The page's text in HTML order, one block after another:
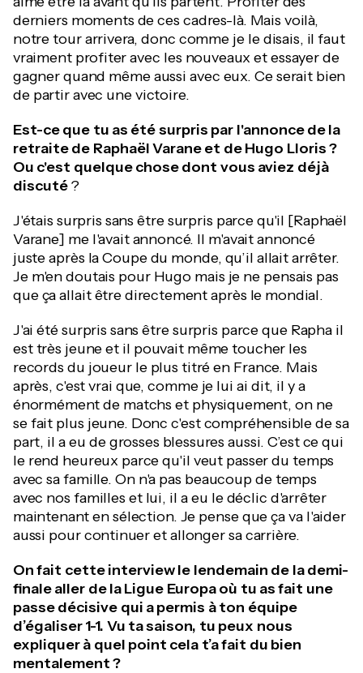
derniers moments de ces cadres-là. Mais voilà,
notre tour arrivera, donc comme je le disais, il faut
vraiment profiter avec les nouveaux et essayer de
gagner quand même aussi avec eux. Ce serait bien
de partir avec une victoire.
Est-ce que tu as été surpris par l'annonce de la
retraite de Raphaël Varane et de Hugo Lloris ?
Ou c'est quelque chose dont vous aviez déjà
discuté?
J'étais surpris sans être surpris parce qu'il [Raphaël
Varane] me l'avait annoncé. Il m'avait annoncé
juste après la Coupe du monde, qu’il allait arrêter.
Je m'en doutais pour Hugo mais je ne pensais pas
que ça allait être directement après le mondial.
J'ai été surpris sans être surpris parce que Rapha il
est très jeune et il pouvait même toucher les
records du joueur le plus titré en France. Mais
après, c'est vrai que, comme je lui ai dit, il y a
énormément de matchs et physiquement, on ne
se fait plus jeune. Donc c'est compréhensible de sa
part, il a eu de grosses blessures aussi. C’est ce qui
le rend heureux parce qu'il veut passer du temps
avec sa famille. On n'a pas beaucoup de temps
avec nos familles et lui, il a eu le déclic d'arrêter
maintenant en sélection. Je pense que ça va l'aider
aussi pour continuer et allonger sa carrière.
On fait cette interview le lendemain de la demi-
finale aller de la Ligue Europa où tu as fait une
passe décisive qui a permis à ton équipe
d’égaliser 1-1. Vu ta saison, tu peux nous
expliquer à quel point cela t’a fait du bien
mentalement ?